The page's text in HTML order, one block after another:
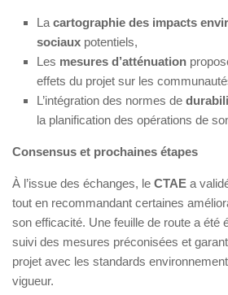
Lacartographie des impacts
sociaux potentiels,
Les mesures d’atténuation
effets du projet sur les
L’intégration des normes de
la planification des opérations de
Consensus et prochaines étapes
À l’issue des échanges, le CTAE a
tout en recommandant certaines
son efficacité. Une feuille de route a été
suivi des mesures préconisées et
projet avec les standards
vigueur.